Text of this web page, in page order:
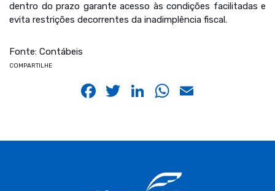
dentro do prazo garante acesso às condições facilitadas e
evita restrições decorrentes da inadimplência fiscal.
Fonte: Contábeis
COMPARTILHE
Facebook
Twitter
LinkedIn
WhatsApp